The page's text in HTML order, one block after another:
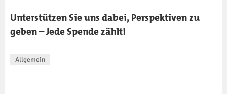
Unterstützen Sie uns dabei, Perspektiven zu
geben – Jede Spende zählt!
Allgemein